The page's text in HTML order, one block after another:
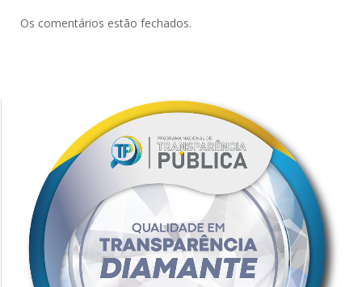
Os comentários estão fechados.